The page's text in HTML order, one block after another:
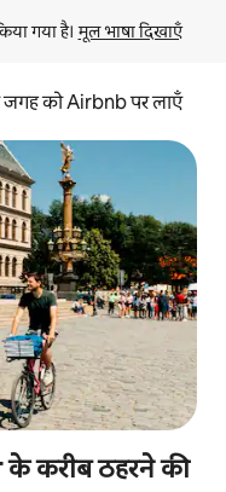
गया है। मूल भाषा दिखाएँ
को Airbnb पर लाएँ
करीब ठहरने की